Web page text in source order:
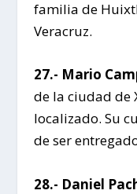
familia de
Veracruz.
27.- Mario
de la ciudad de
localizado. Su
de ser
28.- Daniel